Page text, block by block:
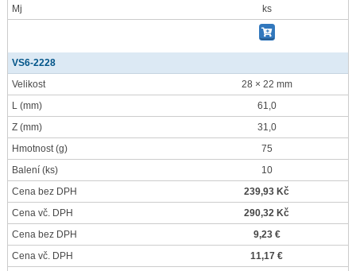
Mj
ks
VS6-2228
Velikost
28 × 22 mm
L (mm)
61,0
Z (mm)
31,0
Hmotnost(g)
75
Balení (ks)
10
Cena bez DPH
239,93 Kč
Cena vč. DPH
290,32 Kč
Cena bez DPH
9,23 €
Cena vč. DPH
11,17 €